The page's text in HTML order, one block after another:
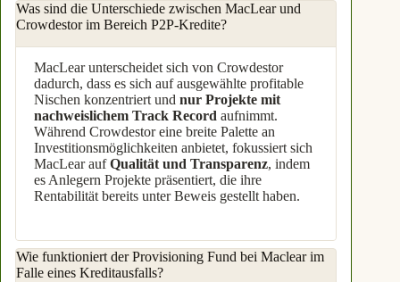
Was sind die Unterschiede zwischen MacLear und
Crowdestor im Bereich P2P-Kredite?
MacLear unterscheidet sich von Crowdestor
dadurch, dass es sich auf ausgewählte profitable
Nischen konzentriert und nur Projekte mit
nachweislichem Track Record aufnimmt.
Während Crowdestor eine breite Palette an
Investitionsmöglichkeiten anbietet, fokussiert sich
MacLear aufQualität und Transparenz, indem
es Anlegern Projekte präsentiert, die ihre
Rentabilität bereits unter Beweis gestellt haben.
Wie funktioniert der Provisioning Fund bei Maclear im
Falle eines Kreditausfalls?